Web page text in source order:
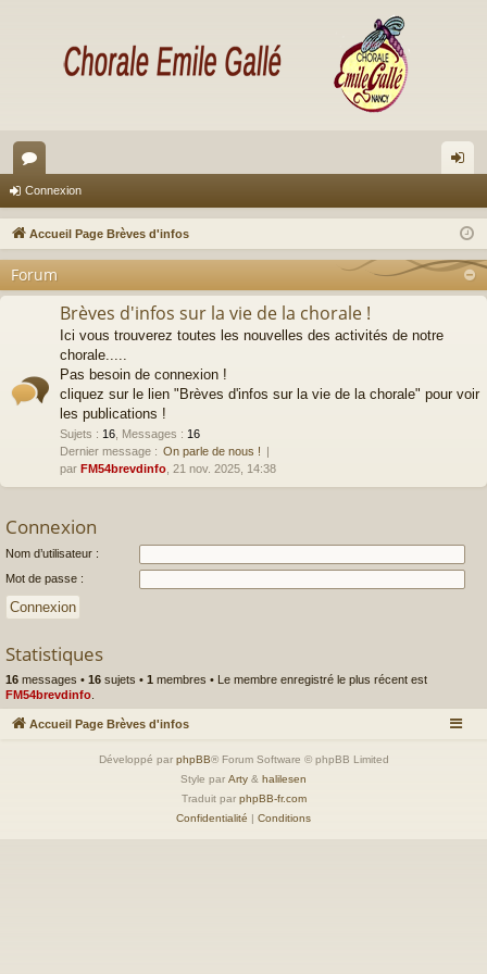
or
u
s
ne
on
Connexion
Accueil Page Brèves d'infos
Forum
Brèves d'infos sur la vie de la chorale !
Ici vous trouverez toutes les nouvelles des activités de notre
chorale.....
Pas besoin de connexion !
cliquez sur le lien "Brèves d'infos sur la vie de la chorale" pour voir
les publications !
Sujets : 16 Messages : 16
Dernier message : On parle de nous !
par FM54brevdinfo , 21 nov. 2025, 14:38
Connexion
Nom d’utilisateur :
Mot de passe :
Statistiques
16 messages • 16 sujets • 1 membres • Le membre enregistré le plus récent est
FM54brevdinfo
Accueil Page Brèves d'infos
Développé par phpBB® Forum Software © phpBB Limited
Style par Arty & halilesen
Traduit par phpBB-fr.com
Confidentialité | Conditions